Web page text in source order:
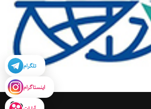
تلگرام
اینستاگرام